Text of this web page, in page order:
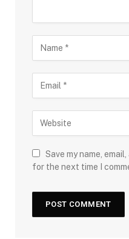
Save my name,
for the next time I